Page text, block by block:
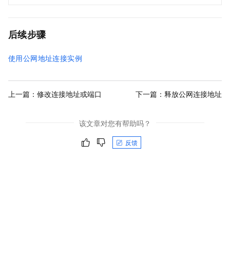
后续步骤
使用公网地址连接实例
上一篇： 修改连接地址或端口 下一篇： 释放公网连接地址
该文章对您有帮助吗？
反馈